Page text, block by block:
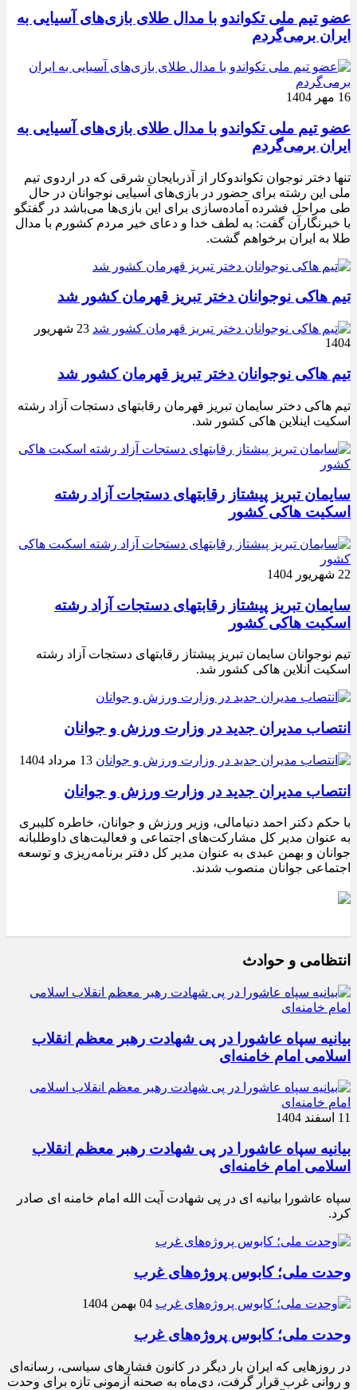
عضو تیم ملی تکواندو با مدال طلای بازی‌های آسیایی به
ایران برمی‌گردم
16 مهر 1404
عضو تیم ملی تکواندو با مدال طلای بازی‌های آسیایی به
ایران برمی‌گردم
تنها دختر نوجوان تکواندوکار از آذربایجان شرقی که در اردوی تیم
ملی این رشته برای حضور در بازی‌های آسیایی نوجوانان در حال
طی مراحل فشرده آماده‌سازی برای این بازی‌ها می‌باشد در گفتگو
با خبرنگارآن گفت: به لطف خدا و دعای خیر مردم کشورم با مدال
طلا به ایران برخواهم گشت.
تیم هاکی نوجوانان دختر تبریز قهرمان کشور شد
23 شهریور
1404
تیم هاکی نوجوانان دختر تبریز قهرمان کشور شد
تیم هاکی دختر سایمان تبریز قهرمان رقابتهای دستجات آزاد رشته
اسکیت اینلاین هاکی کشور شد.
سایمان تبریز پیشتاز رقابتهای دستجات آزاد رشته
اسکیت هاکی کشور
22 شهریور 1404
سایمان تبریز پیشتاز رقابتهای دستجات آزاد رشته
اسکیت هاکی کشور
تیم نوجوانان سایمان تبریز پیشتاز رقابتهای دستجات آزاد رشته
اسکیت آنلاین هاکی کشور شد.
انتصاب مدیران جدید در وزارت ورزش و جوانان
13 مرداد 1404
انتصاب مدیران جدید در وزارت ورزش و جوانان
با حکم دکتر احمد دنیامالی، وزیر ورزش و جوانان، خاطره کلیبری
به عنوان مدیر کل مشارکت‌های اجتماعی و فعالیت‌های داوطلبانه
جوانان و بهمن عبدی به عنوان مدیر کل دفتر برنامه‌ریزی و توسعه
اجتماعی جوانان منصوب شدند.
انتظامی و حوادث
بیانیه سپاه عاشورا در پی شهادت رهبر معظم انقلاب
اسلامی امام خامنه‌ای
11 اسفند 1404
بیانیه سپاه عاشورا در پی شهادت رهبر معظم انقلاب
اسلامی امام خامنه‌ای
سپاه عاشورا بیانیه ای در پی شهادت آیت الله امام خامنه ای صادر
کرد.
وحدت ملی؛ کابوس پروژه‌های غرب
04 بهمن 1404
وحدت ملی؛ کابوس پروژه‌های غرب
در روزهایی که ایران بار دیگر در کانون فشارهای سیاسی، رسانه‌ای
و روانی غرب قرار گرفت، دی‌ماه به صحنه آزمونی تازه برای وحدت